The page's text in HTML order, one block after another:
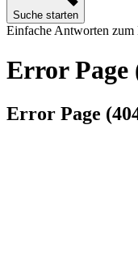
Suche starten
Einfache Antworten
Error Page
Error Page